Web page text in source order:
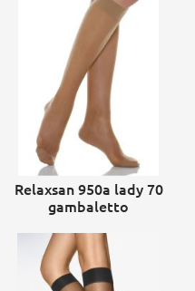
Relaxsan 950a lady 70
gambaletto